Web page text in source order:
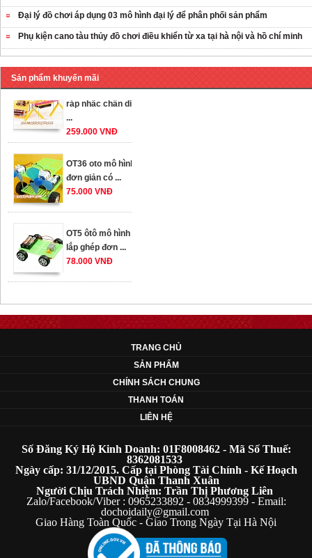
Đại lý đồ chơi áp dụng 03 mô hình đại lý để phân phối sản phẩm
Phụ kiện cano tàu thủy đồ chơi điều khiển từ xa tại hà nội và hồ chí minh
Sản phẩm khuyến mãi
OT35 robot lắp
ráp nhấc chân di
259.000 VNĐ
OT36 oto mô hình
đơn giản có ...
75.000 VNĐ
OT5 ôtô mô hình
lắp ghép đơn ...
78.000 VNĐ
đơn giản cho ...
352.000 VNĐ
OT35 robot lắp
ráp nhấc chân di
OT36 oto mô hình
đơn giản có ...
75.000 VNĐ
OT5 ôtô mô hình
lắp ghép đơn ...
78.000 VNĐ
TRANG CHỦ
SẢN PHẨM
CHÍNH SÁCH CHUNG
THANH TOÁN
LIÊN HỆ
Số Đăng Ký Hộ Kinh Doanh: 01F8008462 - Mã Số Thuế:
8362081533
Ngày cấp: 31/12/2015. Cấp tại Phòng Tài Chính - Kế Hoạch
UBND Quận Thanh Xuân
Người Chịu Trách Nhiệm: Trần Thị Phương Liên
Zalo/Facebook/Viber : 0965233892 - 0834999399 - Email:
dochoidaily@gmail.com
Giao Hàng Toàn Quốc - Giao Trong Ngày Tại Hà Nội